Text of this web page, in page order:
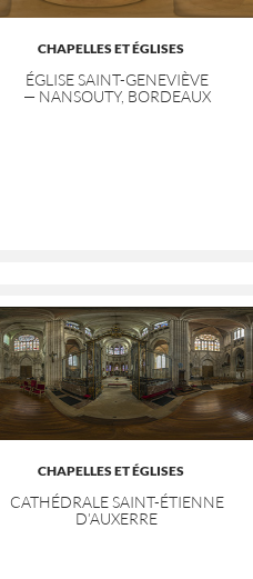
CHAPELLES ET ÉGLISES
ÉGLISE SAINT-GENEVIÈVE
— NANSOUTY, BORDEAUX
CHAPELLES ET ÉGLISES
CATHÉDRALE SAINT-ÉTIENNE
D’AUXERRE